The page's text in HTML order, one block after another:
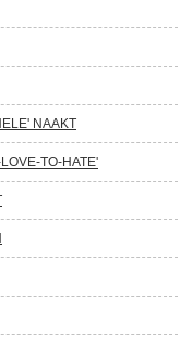
NAAKT
TO-HATE'